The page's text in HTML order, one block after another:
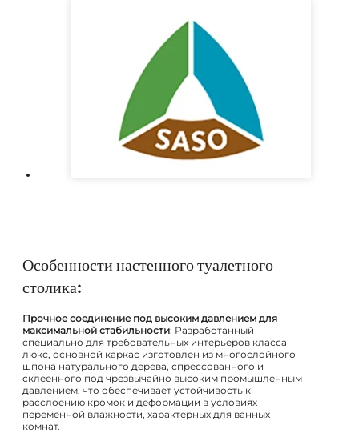
Особенности настенного туалетного
столика:
Прочное соединение под высоким давлением для
максимальной стабильности: Разработанный
специально для требовательных интерьеров класса
люкс, основной каркас изготовлен из многослойного
шпона натурального дерева, спрессованного и
склеенного под чрезвычайно высоким промышленным
давлением, что обеспечивает устойчивость к
расслоению кромок и деформации в условиях
переменной влажности, характерных для ванных
комнат.